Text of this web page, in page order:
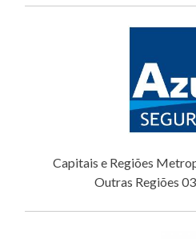
Capitais e Regiões
Outras Regiões